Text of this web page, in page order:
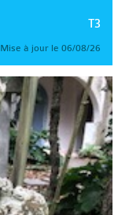
T3
Mise à jour le 06/08/26